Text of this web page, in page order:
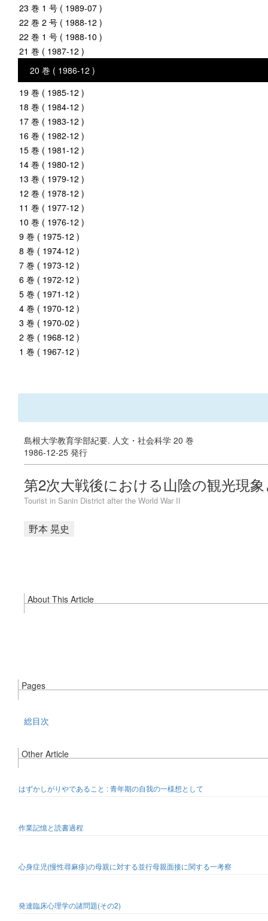
23 巻 1 号 ( 1989-07 )
22 巻 2 号 ( 1988-12 )
22 巻 1 号 ( 1988-10 )
21 巻 ( 1987-12 )
20 巻 ( 1986-12 )
19 巻 ( 1985-12 )
18 巻 ( 1984-12 )
17 巻 ( 1983-12 )
16 巻 ( 1982-12 )
15 巻 ( 1981-12 )
14 巻 ( 1980-12 )
13 巻 ( 1979-12 )
12 巻 ( 1978-12 )
11 巻 ( 1977-12 )
10 巻 ( 1976-12 )
9 巻 ( 1975-12 )
8 巻 ( 1974-12 )
7 巻 ( 1973-12 )
6 巻 ( 1972-12 )
5 巻 ( 1971-12 )
4 巻 ( 1970-12 )
3 巻 ( 1970-02 )
2 巻 ( 1968-12 )
1 巻 ( 1967-12 )
島根大学教育学部紀要. 人文・社会科学 20 巻
1986-12-25 発行
第2次大戦後における山陰の観光現
Tourist in Sanin District after the World War II
野本 晃史
About This Article
Pages
総目次
Other Article
はずかしがりやであること : 青年期の自我の一様想として
作業記憶と読書過程
心身症児(慢性尋麻疹)の母親に対する並行母親面接に関する一考察
発達臨床心理学の諸問題(その2)